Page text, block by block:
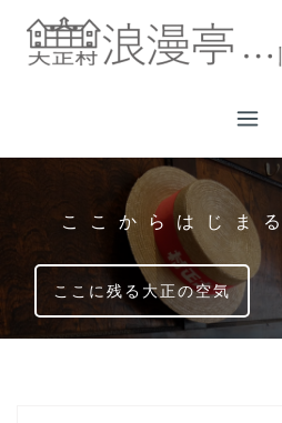
ッ
ここからはじま
ここに残る大正の空気